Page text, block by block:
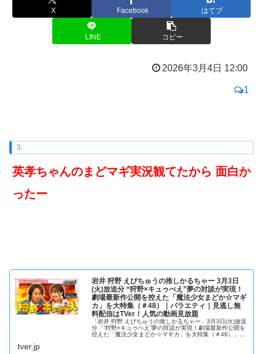
X Facebook はてブ
LINE コピー
2026年3月4日 12:00
1
3:
英孝ちゃんのまどマギ実況観てたから 面白か
ったー
岩井 狩野 えびちゅうの推しかるちゃー 3月3日
(火)放送分 “狩野×キュゥべえ”夢の対談が実現！
劇場最新作公開を控えた「魔法少女まどか☆マギ
カ」を大特集（＃48）｜バラエティ｜見逃し無
料配信はTVer！人気の動画見放題
「岩井 狩野 えびちゅうの推しかるちゃー」3月3日(火)放送
分「“狩野×キュゥべえ”夢の対談が実現！劇場最新作公開を
控えた「魔法少女まどか☆マギカ」を大特集（＃48）」を
tver.jp